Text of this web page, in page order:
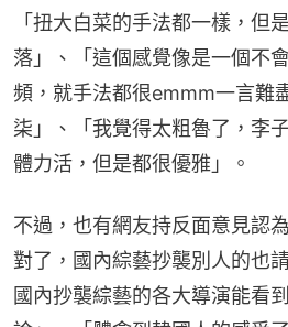
「扭大白菜的手法都一樣，但
落」、「這個感覺像是一個不
頻，就手法都很emmm一言難
柒」、「我覺得太粗魯了，李
體力活，但是都很優雅」。
不過，也有網友持反面意見認
對了，國內綜藝抄襲別人的也
國內抄襲綜藝的各大導演能看